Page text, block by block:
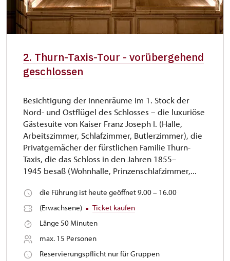
2. Thurn-Taxis-Tour - vorübergehend
geschlossen
Besichtigung der Innenräume im 1. Stock der
Nord- und Ostflügel des Schlosses – die luxuriöse
Gästesuite von Kaiser Franz Joseph I. (Halle,
Arbeitszimmer, Schlafzimmer, Butlerzimmer), die
Privatgemächer der fürstlichen Familie Thurn-
Taxis, die das Schloss in den Jahren 1855–
1945 besaß (Wohnhalle, Prinzenschlafzimmer,...
die Führung ist heute geöffnet 9.00 – 16.00
(Erwachsene)
Ticket kaufen
Länge 50 Minuten
max. 15 Personen
Reservierungspflicht nur für Gruppen